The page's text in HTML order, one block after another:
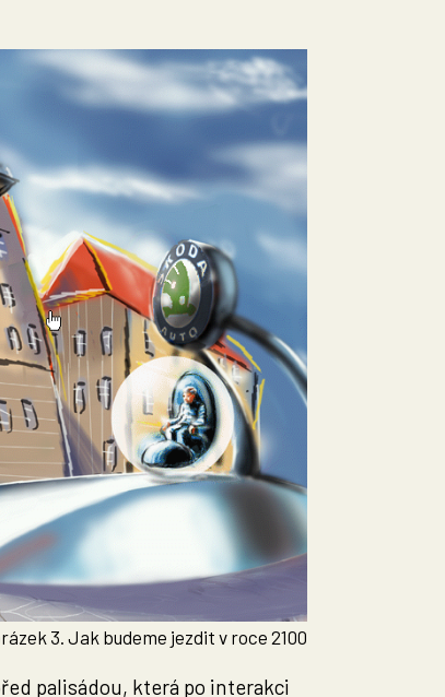
3. Jak budeme jezdit v roce 2100
palisádou, která po interakci